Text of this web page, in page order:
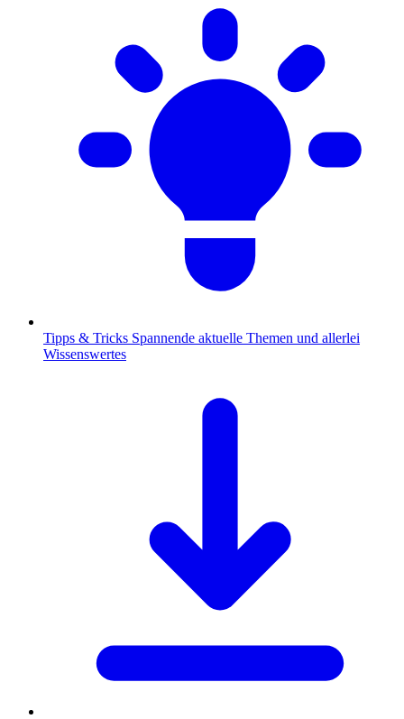
Tipps & Tricks Spannende aktuelle Themen und allerlei
Wissenswertes